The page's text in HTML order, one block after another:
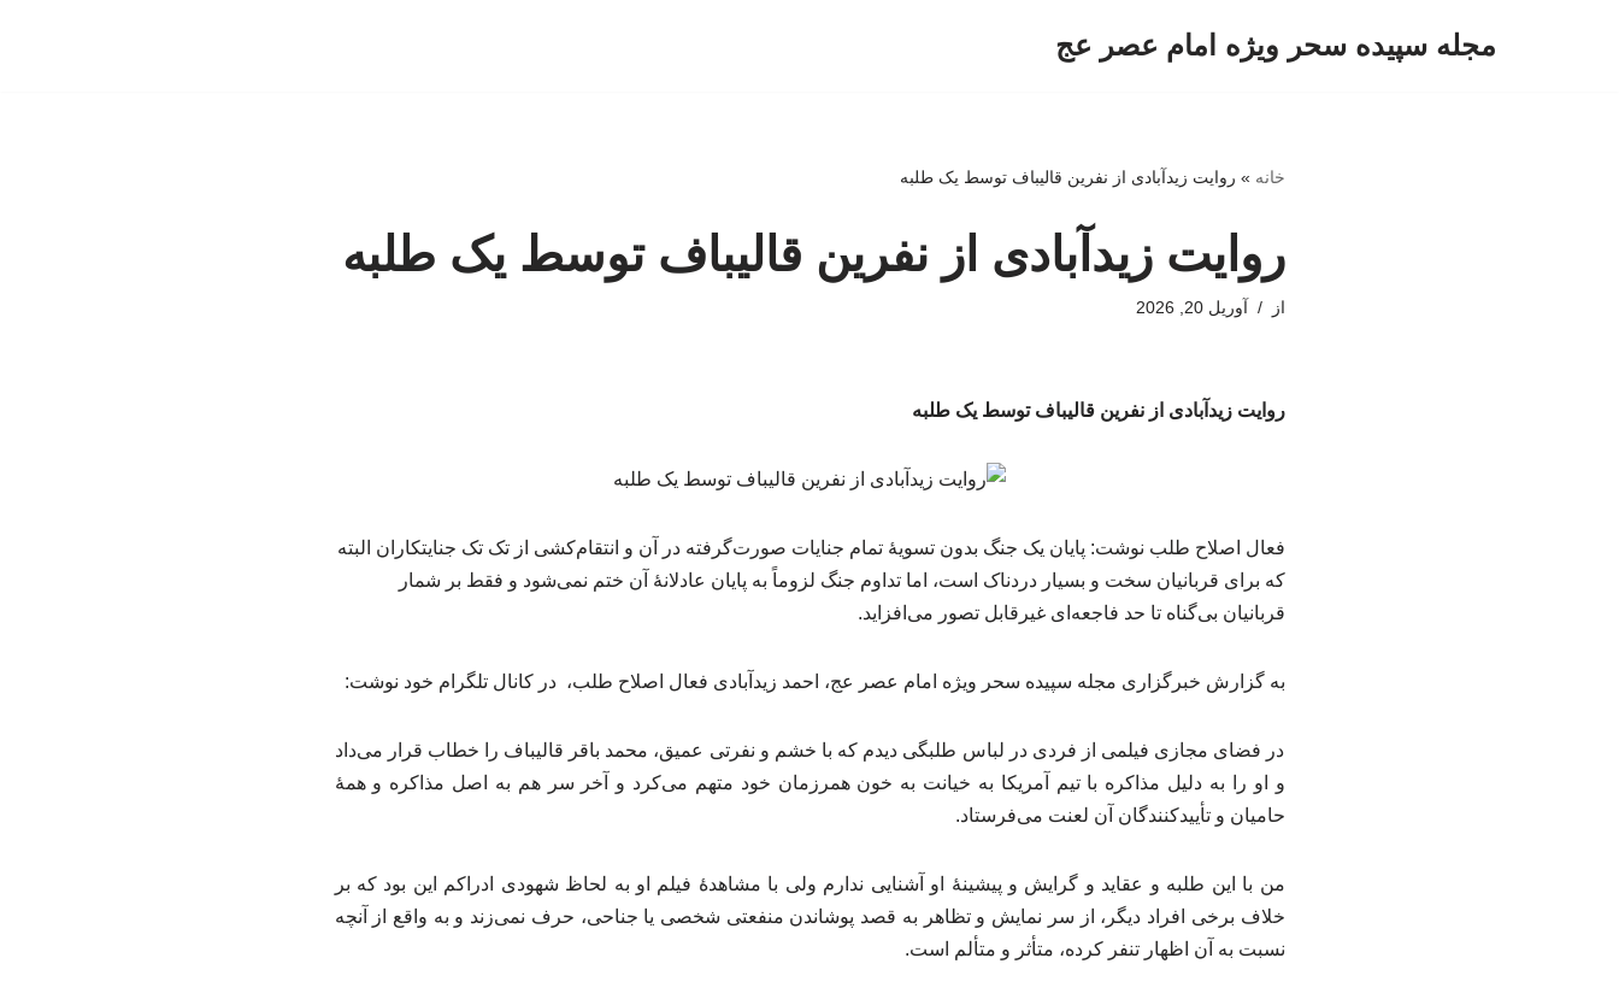
مجله سپیده سحر ویژه امام عصر عج
خانه » روایت زیدآبادی از نفرین قالیباف توسط یک طلبه
روایت زیدآبادی از نفرین قالیباف توسط یک طلبه
از آوریل 20, 2026
روایت زیدآبادی از نفرین قالیباف توسط یک طلبه
فعال اصلاح طلب نوشت: پایان یک جنگ بدون تسویهٔ تمام جنایات صورت‌گرفته در آن و انتقام‌کشی از تک تک جنایتکاران البته
که برای قربانیان سخت و بسیار دردناک است، اما تداوم جنگ لزوماً به پایان عادلانهٔ آن ختم نمی‌شود و فقط بر شمار
قربانیان بی‌گناه تا حد فاجعه‌ای غیرقابل تصور می‌افزاید.
به گزارش خبرگزاری مجله سپیده سحر ویژه امام عصر عج، احمد زیدآبادی فعال اصلاح طلب، در کانال تلگرام خود نوشت:
در فضای مجازی فیلمی از فردی در لباس طلبگی دیدم که با خشم و نفرتی عمیق، محمد باقر قالیباف را خطاب قرار می‌داد
و او را به دلیل مذاکره با تیم آمریکا به خیانت به خون همرزمان خود متهم می‌کرد و آخر سر هم به اصل مذاکره و همهٔ
حامیان و تأییدکنندگان آن لعنت می‌فرستاد.
من با این طلبه و عقاید و گرایش و پیشینهٔ او آشنایی ندارم ولی با مشاهدهٔ فیلم او به لحاظ شهودی ادراکم این بود که بر
خلاف برخی افراد دیگر، از سر نمایش و تظاهر به قصد پوشاندن منفعتی شخصی یا جناحی، حرف نمی‌زند و به واقع از آنچه
نسبت به آن اظهار تنفر کرده، متأثر و متألم است.